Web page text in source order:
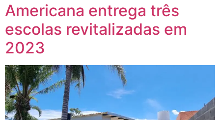
Americana entrega três
escolas revitalizadas em
2023